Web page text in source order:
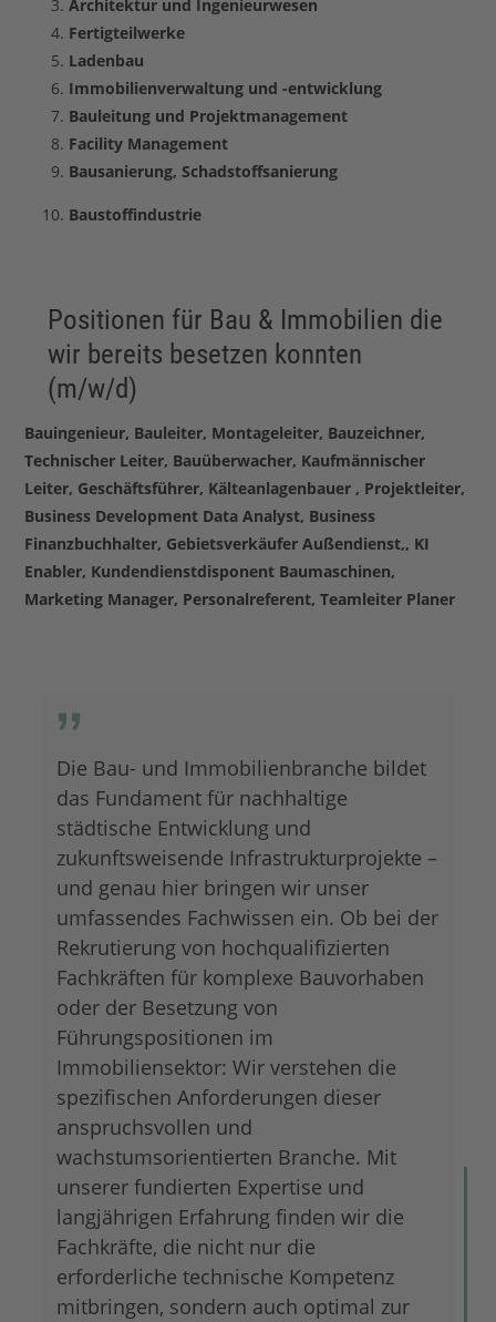
Architektur und Ingenieurwesen
Fertigteilwerke
Ladenbau
Immobilienverwaltung und -entwicklung
Bauleitung und Projektmanagement
Facility Management
Bausanierung, Schadstoffsanierung
Baustoffindustrie
Positionen für Bau & Immobilien die
wir bereits besetzen konnten
(m/w/d)
Bauingenieur, Bauleiter, Montageleiter, Bauzeichner,
Technischer Leiter, Bauüberwacher, Kaufmännischer
Leiter, Geschäftsführer, Kälteanlagenbauer , Projektleiter,
Business Development Data Analyst, Business
Finanzbuchhalter, Gebietsverkäufer Außendienst,, KI
Enabler, Kundendienstdisponent Baumaschinen,
Marketing Manager, Personalreferent, Teamleiter Planer
Die Bau- und Immobilienbranche bildet
das Fundament für nachhaltige
städtische Entwicklung und
zukunftsweisende Infrastrukturprojekte –
und genau hier bringen wir unser
umfassendes Fachwissen ein. Ob bei der
Rekrutierung von hochqualifizierten
Fachkräften für komplexe Bauvorhaben
oder der Besetzung von
Führungspositionen im
Immobiliensektor: Wir verstehen die
spezifischen Anforderungen dieser
anspruchsvollen und
wachstumsorientierten Branche. Mit
unserer fundierten Expertise und
langjährigen Erfahrung finden wir die
Fachkräfte, die nicht nur die
erforderliche technische Kompetenz
mitbringen, sondern auch optimal zur